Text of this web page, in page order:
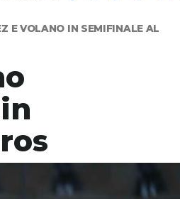
E VOLANO IN SEMIFINALE AL